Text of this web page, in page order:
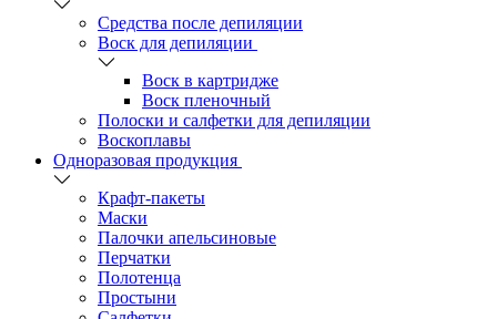
Средства после депиляции
Воск для депиляции
Воск в картридже
Воск пленочный
Полоски и салфетки для депиляции
Воскоплавы
Одноразовая продукция
Крафт-пакеты
Маски
Палочки апельсиновые
Перчатки
Полотенца
Простыни